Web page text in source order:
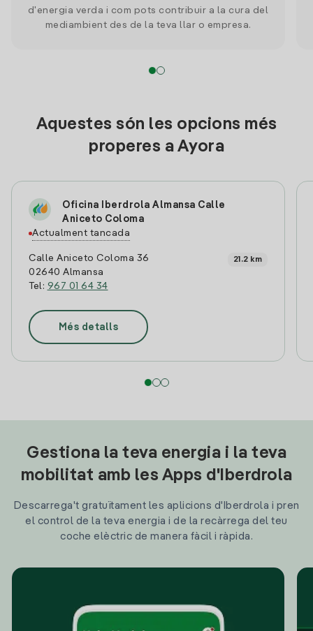
d'energia verda i com pots contribuir a la cura del
mediambient des de la teva llar o empresa.
Aquestes són les opcions més
properes a Ayora
Oficina Iberdrola Almansa Calle
Aniceto Coloma
Actualment tancada
Calle Aniceto Coloma 36
02640 Almansa
Tel: 967 01 64 34
21.2 km
Més detalls
Gestiona la teva energia i la teva
mobilitat amb les Apps d'Iberdrola
Descarrega't gratuïtament les aplicions d'Iberdrola i pren
el control de la teva energia i de la recàrrega del teu
coche elèctric de manera fàcil i ràpida.